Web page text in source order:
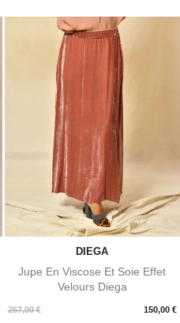
DIEGA
Jupe En Viscose Et Soie Effet
Velours Diega
267,00 € 150,00 €
Prix